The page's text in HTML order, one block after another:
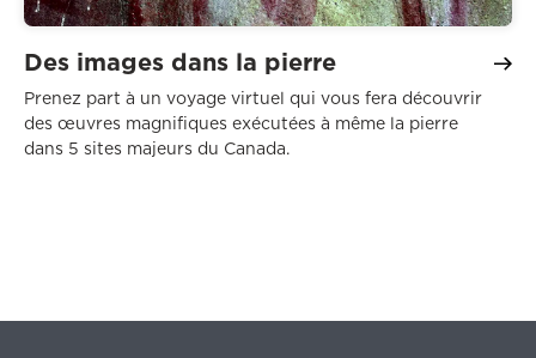
Des images dans la pierre
Prenez part à un voyage virtuel qui vous fera découvrir
des œuvres magnifiques exécutées à même la pierre
dans 5 sites majeurs du Canada.